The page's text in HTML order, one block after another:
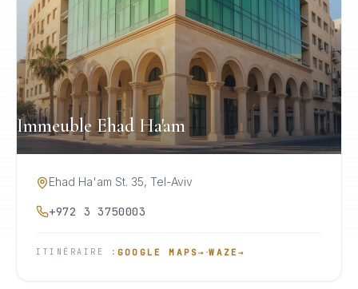
Immeuble Ehad Ha'am
Ehad Ha'am St. 35, Tel-Aviv
+972 3 3750003
ITINÉRAIRE : GOOGLE MAPS→ ·WAZE→